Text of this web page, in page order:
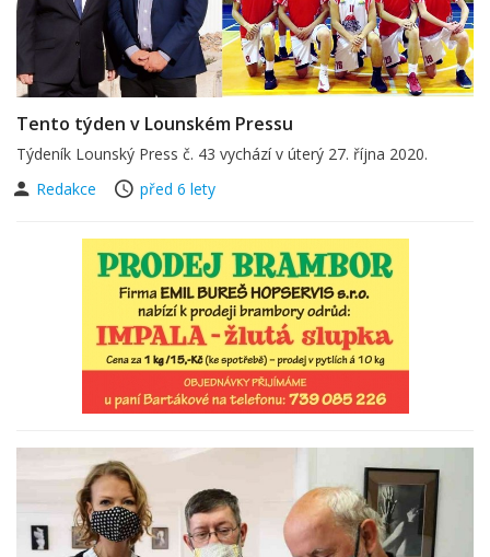
Tento týden v Lounském Pressu
Týdeník Lounský Press č. 43 vychází v úterý 27. října 2020.
Redakce
před 6 lety